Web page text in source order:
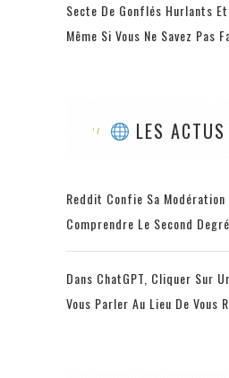
Secte De Gonflés Hurlants
Même Si Vous Ne Savez Pas
LES
Reddit Confie Sa Modération
Comprendre Le Second Degré
Dans ChatGPT, Cliquer Sur
Vous Parler Au Lieu De Vous